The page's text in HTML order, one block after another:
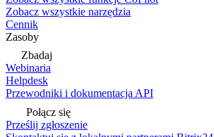
Zobacz wszystkie narzędzia
Cennik
Zasoby
Zbadaj
Webinaria
Helpdesk
Przewodniki i dokumentacja API
Połącz się
Prześlij zgłoszenie